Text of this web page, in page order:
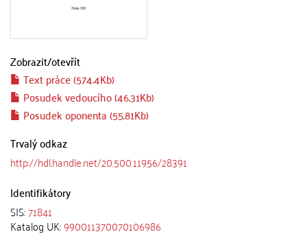
Zobrazit/otevřít
Text práce (574.4Kb)
Posudek vedoucího (46.31Kb)
Posudek oponenta (55.81Kb)
Trvalý odkaz
http://hdl.handle.net/20.500.11956/28391
Identifikátory
SIS:71841
Katalog UK:990011370070106986